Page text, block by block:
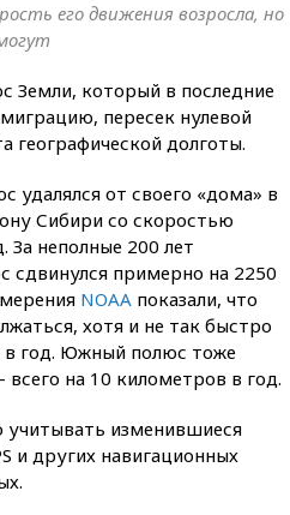
его движения возросла, но
Земли, который в последние
пересек нулевой
географической долготы.
удалялся от своего «дома» в
Сибири со скоростью
За неполные 200 лет
сдвинулся примерно на 2250
NOAA показали, что
хотя и не так быстро
год. Южный полюс тоже
на 10 километров в год.
изменившиеся
и других навигационных